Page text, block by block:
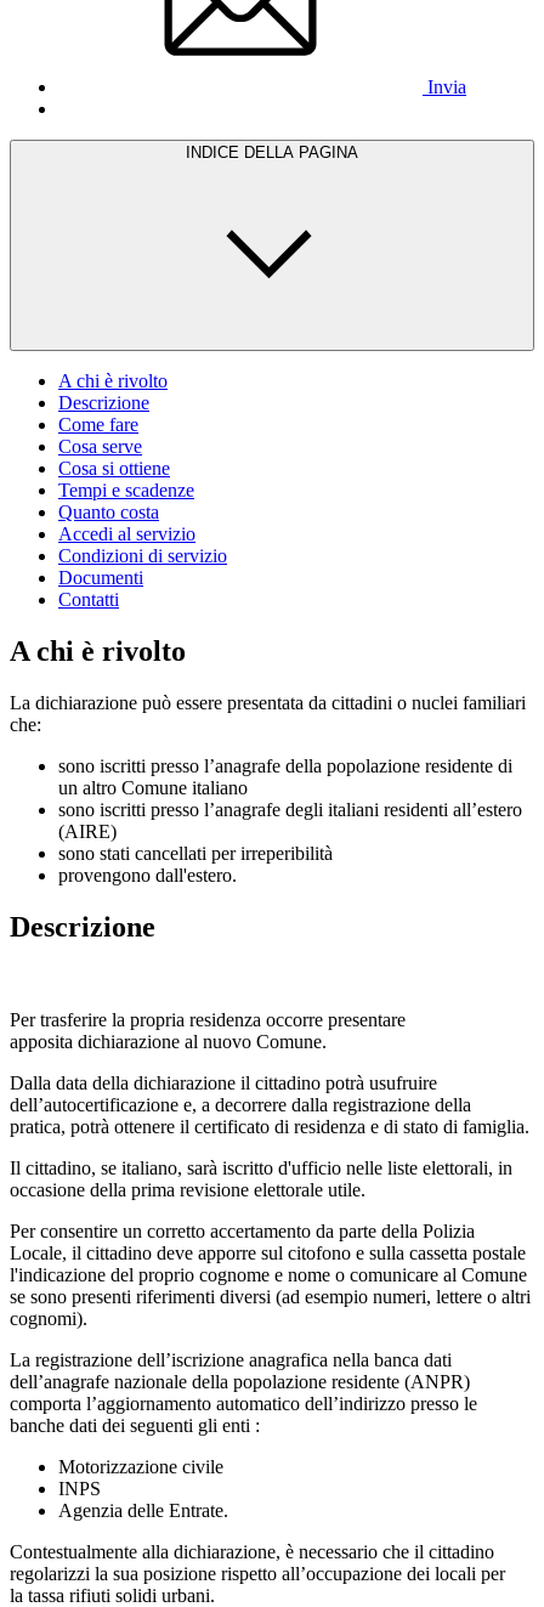
Invia
INDICE DELLA PAGINA
A chi è rivolto
Descrizione
Come fare
Cosa serve
Cosa si ottiene
Tempi e scadenze
Quanto costa
Accedi al servizio
Condizioni di servizio
Documenti
Contatti
A chi è rivolto
La dichiarazione può essere presentata da cittadini o nuclei familiari
che:
sono iscritti presso l’anagrafe della popolazione residente di
un altro Comune italiano
sono iscritti presso l’anagrafe degli italiani residenti all’estero
(AIRE)
sono stati cancellati per irreperibilità
provengono dall'estero.
Descrizione
Per trasferire la propria residenza occorre presentare
apposita dichiarazione al nuovo Comune.
Dalla data della dichiarazione il cittadino potrà usufruire
dell’autocertificazione e, a decorrere dalla registrazione della
pratica, potrà ottenere il certificato di residenza e di stato di famiglia.
Il cittadino, se italiano, sarà iscritto d'ufficio nelle liste elettorali, in
occasione della prima revisione elettorale utile.
Per consentire un corretto accertamento da parte della Polizia
Locale, il cittadino deve apporre sul citofono e sulla cassetta postale
l'indicazione del proprio cognome e nome o comunicare al Comune
se sono presenti riferimenti diversi (ad esempio numeri, lettere o altri
cognomi).
La registrazione dell’iscrizione anagrafica nella banca dati
dell’anagrafe nazionale della popolazione residente (ANPR)
comporta l’aggiornamento automatico dell’indirizzo presso le
banche dati dei seguenti gli enti :
Motorizzazione civile
INPS
Agenzia delle Entrate.
Contestualmente alla dichiarazione, è necessario che il cittadino
regolarizzi la sua posizione rispetto all’occupazione dei locali per
la tassa rifiuti solidi urbani.